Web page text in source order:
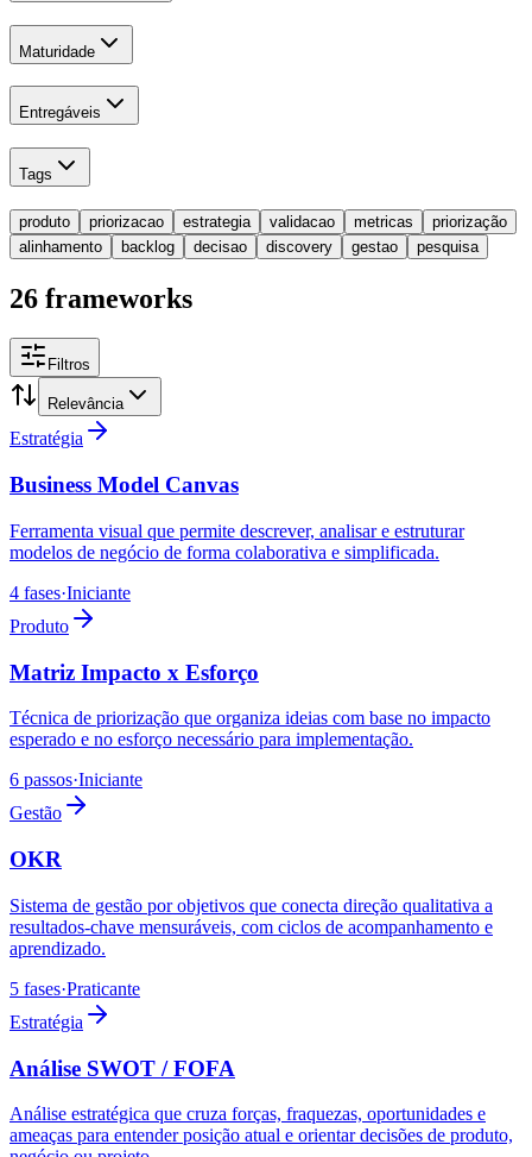
Maturidade
Entregáveis
Tags
produto priorizacao estrategia validacao metricas
priorização
alinhamento
backlog decisao discovery gestao pesquisa
26 frameworks
Filtros
Relevância
Estratégia
Business Model Canvas
Ferramenta visual que permite descrever, analisar e estruturar
modelos de negócio de forma colaborativa e simplificada.
4 fases·Iniciante
Produto
Matriz Impacto x Esforço
Técnica de priorização que organiza ideias com base no impacto
esperado e no esforço necessário para implementação.
6 passos·Iniciante
Gestão
OKR
Sistema de gestão por objetivos que conecta direção qualitativa a
resultados-chave mensuráveis, com ciclos de acompanhamento e
aprendizado.
5 fases·Praticante
Estratégia
Análise SWOT / FOFA
Análise estratégica que cruza forças, fraquezas, oportunidades e
ameaças para entender posição atual e orientar decisões de produto,